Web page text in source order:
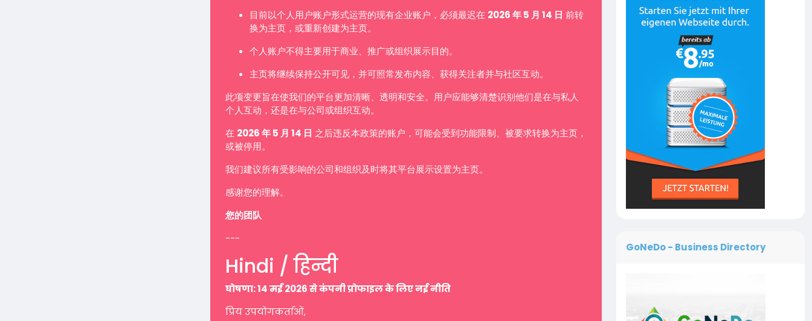
目前以个人用户账户形式运营的现有企业账户，必须最迟在 2026 年 5 月 14 日 前转
换为主页，或重新创建为主页。
个人账户不得主要用于商业、推广或组织展示目的。
主页将继续保持公开可见，并可照常发布内容、获得关注者并与社区互动。
此项变更旨在使我们的平台更加清晰、透明和安全。用户应能够清楚识别他们是在与私人
个人互动，还是在与公司或组织互动。
在 2026 年 5 月 14 日 之后违反本政策的账户，可能会受到功能限制、被要求转换为主页，
或被停用。
我们建议所有受影响的公司和组织及时将其平台展示设置为主页。
感谢您的理解。
您的团队
---
Hindi / हिन्दी
घोषणा: 14 मई 2026 से कंपनी प्रोफाइल के लिए नई नीति
प्रिय उपयोगकर्ताओं,
GoNeDo - Business Directory